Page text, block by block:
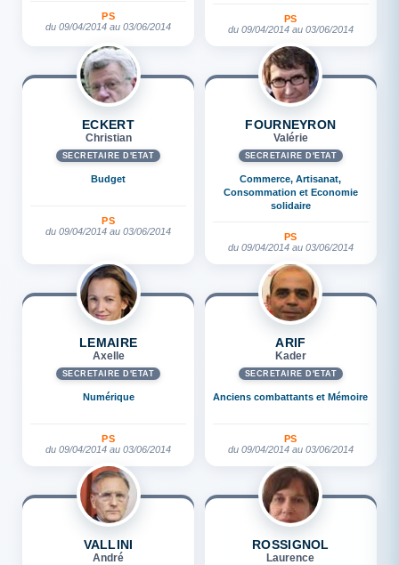
PS
du 09/04/2014 au 03/06/2014
PS
du 09/04/2014 au 03/06/2014
ECKERT
Christian
SECRÉTAIRE D'ETAT
Budget
PS
du 09/04/2014 au 03/06/2014
FOURNEYRON
Valérie
SECRÉTAIRE D'ETAT
Commerce, Artisanat,
Consommation et Economie
solidaire
PS
du 09/04/2014 au 03/06/2014
LEMAIRE
Axelle
SECRÉTAIRE D'ETAT
Numérique
PS
du 09/04/2014 au 03/06/2014
ARIF
Kader
SECRÉTAIRE D'ETAT
Anciens combattants et Mémoire
PS
du 09/04/2014 au 03/06/2014
VALLINI
André
ROSSIGNOL
Laurence